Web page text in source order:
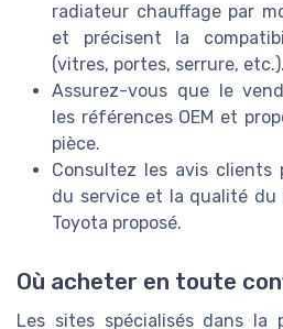
radiateur chauffage par
et précisent la
(vitres, portes, serrure, etc.).
Assurez-vous que le
les références OEM et
pièce.
Consultez les avis clients
du service et la qualité
Toyota proposé.
Où acheter en toute
Les sites spécialisés dans la